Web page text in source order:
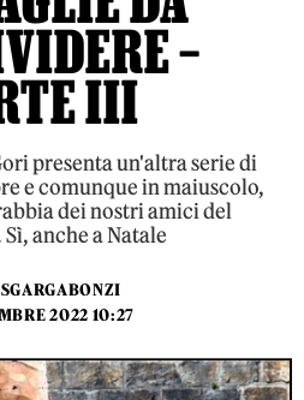
–
III
presenta un'altra serie di
e comunque in maiuscolo,
dei nostri amici del
anche a Natale
2022 10:27